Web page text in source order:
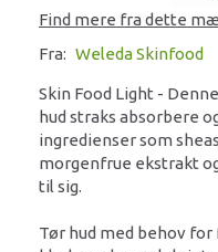
Find mere fra dette
Fra: Weleda Skinfood
Skin Food Light -
hud straks absorbere
ingredienser som
morgenfrue ekstrakt
til sig.
Tør hud med behov